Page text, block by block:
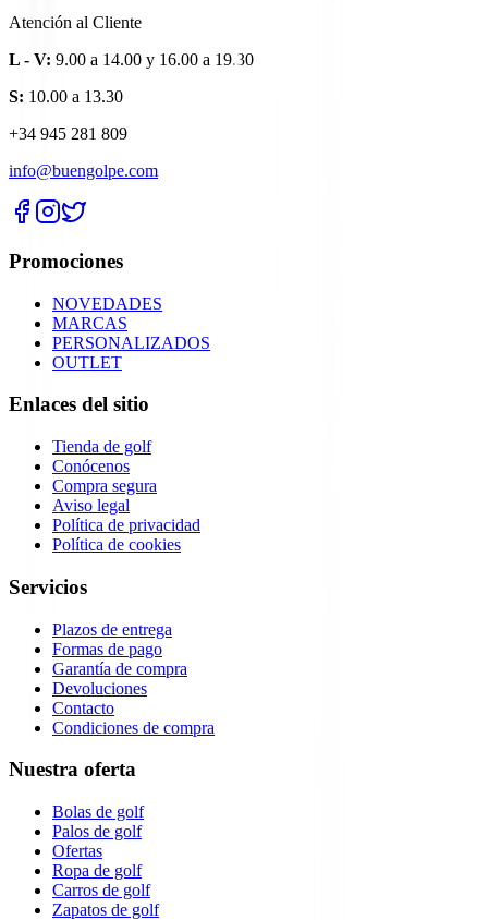
Atención al Cliente
L - V: 9.00 a 14.00 y 16.00 a 19.30
S: 10.00 a 13.30
+34 945 281 809
info@buengolpe.com
Promociones
NOVEDADES
MARCAS
PERSONALIZADOS
OUTLET
Enlaces del sitio
Tienda de golf
Conócenos
Compra segura
Aviso legal
Política de privacidad
Política de cookies
Servicios
Plazos de entrega
Formas de pago
Garantía de compra
Devoluciones
Contacto
Condiciones de compra
Nuestra oferta
Bolas de golf
Palos de golf
Ofertas
Ropa de golf
Carros de golf
Zapatos de golf